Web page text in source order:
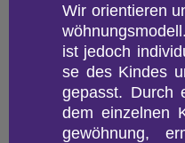
Wir ori­en­tie­ren
ist je­doch
se des Kin­des
ge­passt. Durch
dem ein­zel­nen
ge­wöh­nung,